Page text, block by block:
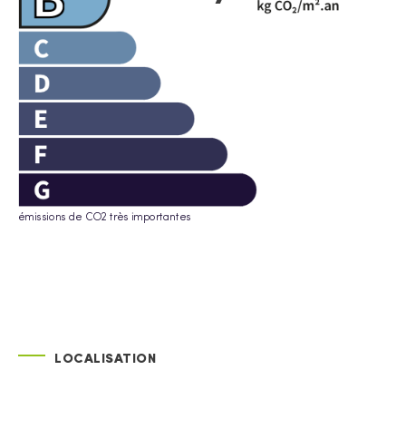
émissions de CO2 très importantes
LOCALISATION